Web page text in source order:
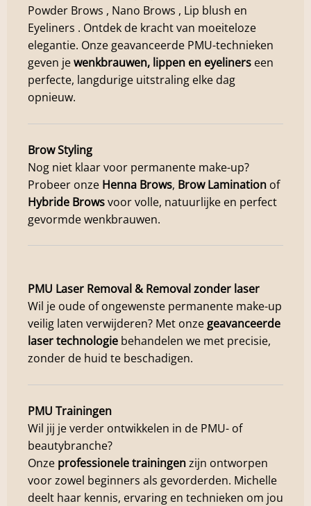
Powder Brows , Nano Brows , Lip blush en
Eyeliners . Ontdek de kracht van moeiteloze
elegantie. Onze geavanceerde PMU-technieken
geven jewenkbrauwen, lippen en eyeliners een
perfecte, langdurige uitstraling elke dag
opnieuw.
Brow Styling
Nog niet klaar voor permanente make-up?
Probeer onze Henna Brows, Brow Lamination of
Hybride Browsvoor volle, natuurlijke en perfect
gevormde wenkbrauwen.
PMU Laser Removal & Removal zonder laser
Wil je oude of ongewenste permanente make-up
veilig laten verwijderen? Met onze geavanceerde
laser technologie behandelen we met precisie,
zonder de huid te beschadigen.
PMU Trainingen
Wil jij je verder ontwikkelen in de PMU- of
beautybranche?
Onze professionele trainingenzijn ontworpen
voor zowel beginners als gevorderden. Michelle
deelt haar kennis, ervaring en technieken om jou